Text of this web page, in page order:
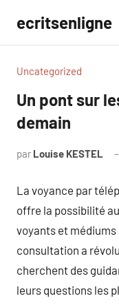
contenu
ecritsenligne
Uncategorized
Un pont sur
demain
par Louise KESTEL
La voyance par
offre la possibilité
voyants et
consultation a
cherchent des
leurs questions les